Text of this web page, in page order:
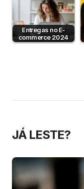
Entregas no E-
commerce 2024
JÁ LESTE?